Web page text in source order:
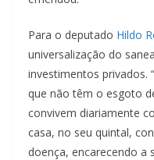
Para o deputado Hildo
universalização do
investimentos privados.
que não têm o esgoto
convivem diariamente
casa, no seu quintal,
doença, encarecendo a